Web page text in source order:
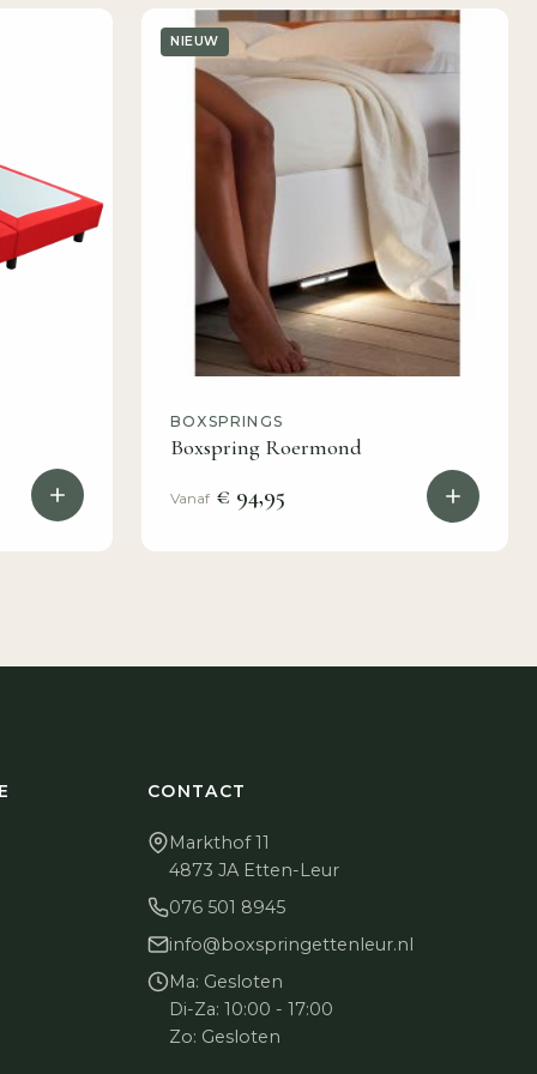
NIEUW
BOXSPRINGS
Boxspring Roermond
Vanaf € 94,95
CONTACT
Markthof 11
4873 JA Etten-Leur
076 501 8945
info@boxspringettenleur.nl
Ma: Gesloten
Di-Za: 10:00 - 17:00
Zo: Gesloten